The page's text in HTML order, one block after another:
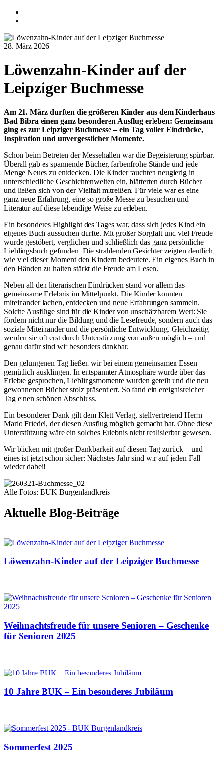
28. März 2026
Löwenzahn-Kinder auf der
Leipziger Buchmesse
Am 21. März durften die größeren Kinder aus dem Kinderhaus
Bad Bibra einen ganz besonderen Ausflug erleben: Gemeinsam
ging es zur Leipziger Buchmesse – ein Tag voller Eindrücke,
Inspiration und unvergesslicher Momente.
Schon beim Betreten der Messehallen war die Begeisterung spürbar.
Überall gab es spannende Bücher, farbenfrohe Stände und jede
Menge Neues zu entdecken. Die Kinder tauchten neugierig in
unterschiedliche Geschichtenwelten ein, blätterten durch Bücher
und ließen sich von der Vielfalt mitreißen. Für viele war es eine
ganz neue Erfahrung, eine so große Messe zu besuchen und
Literatur auf diese lebendige Weise zu erleben.
Ein besonderes Highlight des Tages war, dass sich jedes Kind ein
eigenes Buch aussuchen durfte. Mit großer Sorgfalt und viel Freude
wurde gestöbert, verglichen und schließlich das ganz persönliche
Lieblingsbuch gefunden. Die strahlenden Gesichter zeigten deutlich,
wie viel dieser Moment den Kindern bedeutete. Ein eigenes Buch in
den Händen zu halten stärkt die Freude am Lesen.
Neben all den literarischen Eindrücken stand vor allem das
gemeinsame Erlebnis im Mittelpunkt. Die Kinder konnten
miteinander lachen, entdecken und neue Erfahrungen sammeln.
Solche Ausflüge sind für die Kinder von unschätzbarem Wert: Sie
fördern nicht nur die Bildung und die Lesefreude, sondern auch das
soziale Miteinander und die persönliche Entwicklung. Gleichzeitig
werden sie oft erst durch Unterstützung von außen möglich – und
genau dafür sind wir besonders dankbar.
Den gelungenen Tag ließen wir bei einem gemeinsamen Essen
gemütlich ausklingen. In entspannter Atmosphäre wurde über das
Erlebte gesprochen, Lieblingsmomente wurden geteilt und die neu
gewonnenen Bücher stolz präsentiert. So fand ein ereignisreicher
Tag einen schönen Abschluss.
Ein besonderer Dank gilt dem Klett Verlag, stellvertretend Herrn
Mario Friedel, der diesen Ausflug möglich gemacht hat. Ohne diese
Unterstützung wäre ein solches Erlebnis nicht realisierbar gewesen.
Wir blicken mit großer Dankbarkeit auf diesen Tag zurück – und
eines ist jetzt schon sicher: Nächstes Jahr sind wir auf jeden Fall
wieder dabei!
Alle Fotos: BUK Burgenlandkreis
Aktuelle Blog-Beiträge
Löwenzahn-Kinder auf der Leipziger Buchmesse
Weihnachtsfreude für unsere Senioren – Geschenke
für Senioren 2025
10 Jahre BUK – Ein besonderes Jubiläum
Sommerfest 2025